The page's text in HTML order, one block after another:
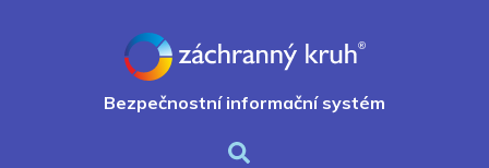
Bezpečnostní informační systém